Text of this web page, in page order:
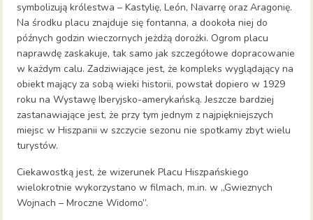
symbolizują królestwa – Kastylię, León, Navarrę oraz Aragonię.
Na środku placu znajduje się fontanna, a dookoła niej do
późnych godzin wieczornych jeżdżą dorożki. Ogrom placu
naprawdę zaskakuje, tak samo jak szczegółowe dopracowanie
w każdym calu. Zadziwiające jest, że kompleks wyglądający na
obiekt mający za sobą wieki historii, powstał dopiero w 1929
roku na Wystawę Iberyjsko-amerykańską. Jeszcze bardziej
zastanawiające jest, że przy tym jednym z najpiękniejszych
miejsc w Hiszpanii w szczycie sezonu nie spotkamy zbyt wielu
turystów.
Ciekawostką jest, że wizerunek Placu Hiszpańskiego
wielokrotnie wykorzystano w filmach, m.in. w „Gwieznych
Wojnach – Mroczne Widomo”.